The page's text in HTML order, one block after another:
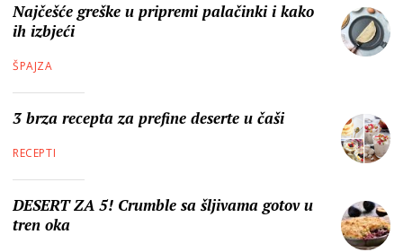
Najčešće greške u pripremi palačinki i kako
ih izbjeći
ŠPAJZA
3 brza recepta za prefine deserte u čaši
RECEPTI
DESERT ZA 5! Crumble sa šljivama gotov u
tren oka